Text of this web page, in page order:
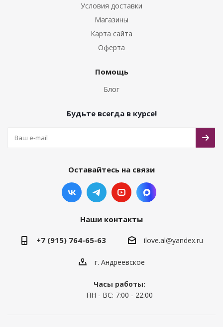
Условия доставки
Магазины
Карта сайта
Оферта
Помощь
Блог
Будьте всегда в курсе!
Оставайтесь на связи
Наши контакты
+7 (915) 764-65-63 ilove.al@yandex.ru
г. Андреевское
Часы работы:
ПН - ВС: 7:00 - 22:00